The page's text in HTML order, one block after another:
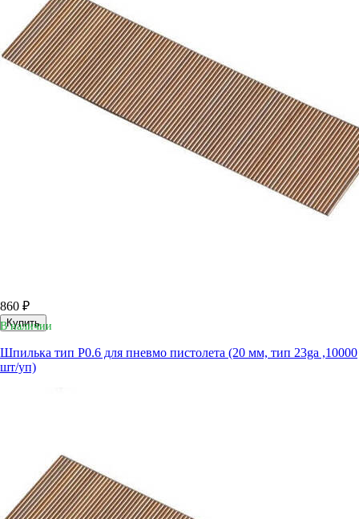
860 ₽
Купить
В наличии
Шпилька тип P0.6 для пневмо пистолета (20 мм, тип 23ga ,10000
шт/уп)